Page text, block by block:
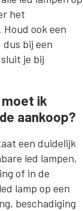
het
ook een
bij een
je bij
moet ik
aankoop?
een duidelijk
led lampen,
of in de
lamp op een
beschadiging